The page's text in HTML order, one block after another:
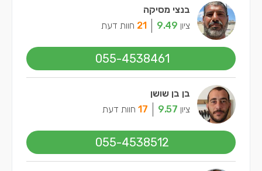
בנצי מסיקה
ציון 9.49
21 חוות דעת
055-4538461
בן בן שושן
ציון 9.57
17 חוות דעת
055-4538512